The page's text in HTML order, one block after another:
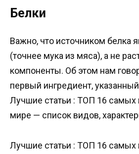
Белки
Важно, что источником белка
(точнее мука из мяса), а не
компоненты. Об этом нам
первый ингредиент,
Лучшие статьи : ТОП 16 самых
мире — список видов,
Лучшие статьи : ТОП 16 самых